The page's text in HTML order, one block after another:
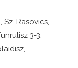
Sz. Rasovics,
3-3,